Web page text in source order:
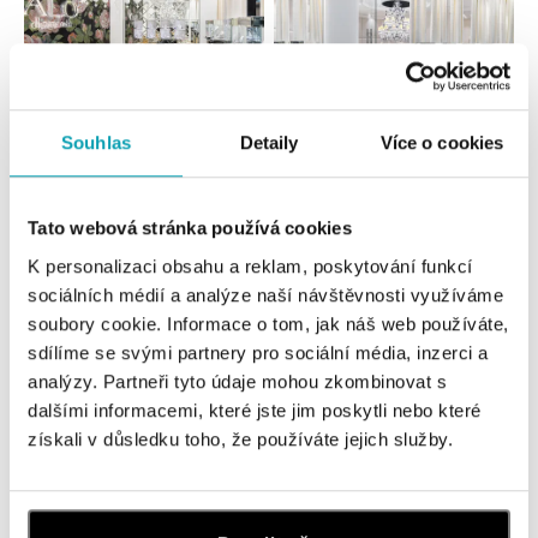
Souhlas Detaily Více o cookies
Tato webová stránka používá cookies
K personalizaci obsahu a reklam, poskytování funkcí
sociálních médií a analýze naší návštěvnosti využíváme
soubory cookie. Informace o tom, jak náš web používáte,
sdílíme se svými partnery pro sociální média, inzerci a
analýzy. Partneři tyto údaje mohou zkombinovat s
dalšími informacemi, které jste jim poskytli nebo které
získali v důsledku toho, že používáte jejich služby.
ALO diamonds OC Forum Nová Karolina,
Ostrava
Jantarová 3344/4, 702 00 Ostrava-Moravská Ostrava
tel.: +420 603 166 013, +420 603 565 187
dnes otevřeno do 21:00
ALO diamonds OC Nový Smíchov, Praha 5
Plzeňská 8, 150 00 Praha 5 - Smíchov